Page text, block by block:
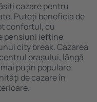
cazare pentru
Puteți beneficia de
confortul, cu
pensiuni ieftine
city break. Cazarea
orașului, lângă
puțin populare.
de cazare în